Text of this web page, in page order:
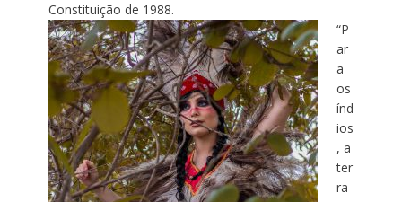
Constituição de 1988.
“P
ar
a
os
índ
ios
, a
ter
ra